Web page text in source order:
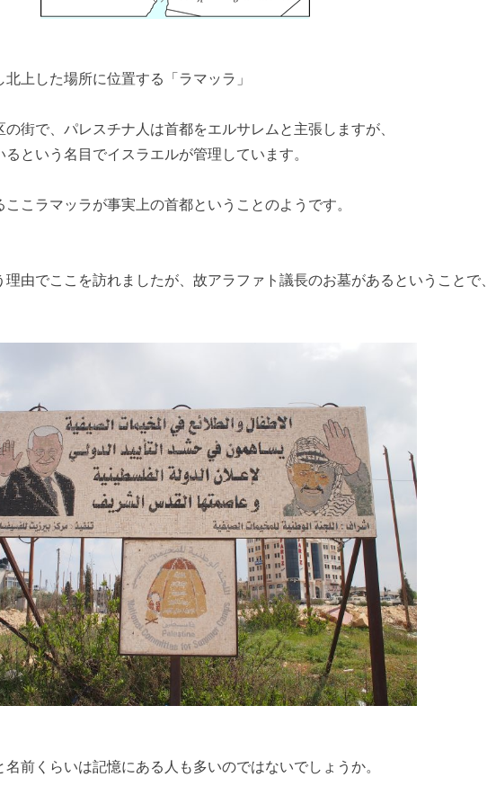
上した場所に位置する「ラマッラ」
街で、パレスチナ人は首都をエルサレムと主張しますが、
という名目でイスラエルが管理しています。
こラマッラが事実上の首都ということのようです。
由でここを訪れましたが、故アラファト議長のお墓があるということで、
前くらいは記憶にある人も多いのではないでしょうか。